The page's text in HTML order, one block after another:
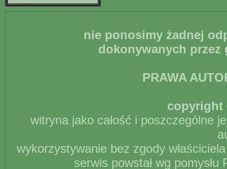
nie ponosimy żadnej
dokonywanych
PRAWA
copyright
witryna jako całość i poszczególne
wykorzystywanie bez zgody
serwis powstał wg